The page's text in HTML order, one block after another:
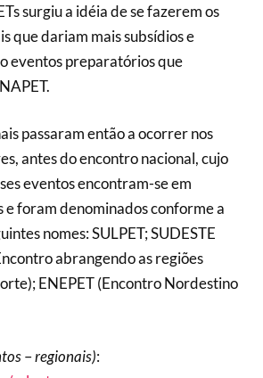
surgiu a idéia de se fazerem os
que dariam mais subsídios e
eventos preparatórios que
passaram então a ocorrer nos
antes do encontro nacional, cujo
eventos encontram-se em
foram denominados conforme a
nomes: SULPET; SUDESTE
abrangendo as regiões
ENEPET (Encontro Nordestino
–regionais):